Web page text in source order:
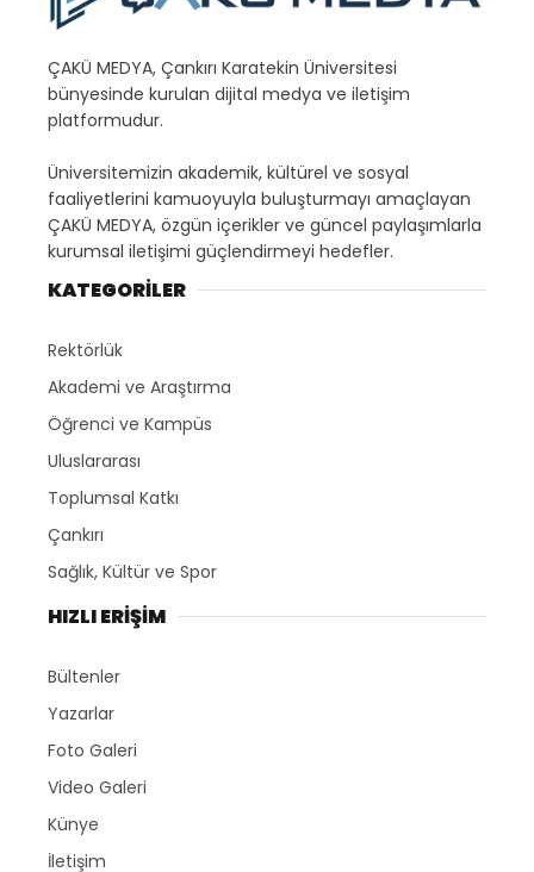
ÇAKÜ MEDYA, Çankırı Karatekin Üniversitesi
bünyesinde kurulan dijital medya ve iletişim
platformudur.
Üniversitemizin akademik, kültürel ve sosyal
faaliyetlerini kamuoyuyla buluşturmayı amaçlayan
ÇAKÜ MEDYA, özgün içerikler ve güncel paylaşımlarla
kurumsal iletişimi güçlendirmeyi hedefler.
KATEGORİLER
Rektörlük
Akademi ve Araştırma
Öğrenci ve Kampüs
Uluslararası
Toplumsal Katkı
Çankırı
Sağlık, Kültür ve Spor
HIZLI ERİŞİM
Bültenler
Yazarlar
Foto Galeri
Video Galeri
Künye
İletişim